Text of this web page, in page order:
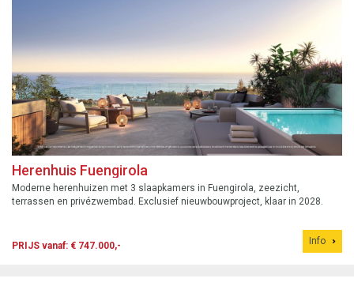
Herenhuis Fuengirola
Moderne herenhuizen met 3 slaapkamers in Fuengirola, zeezicht,
terrassen en privézwembad. Exclusief nieuwbouwproject, klaar in 2028.
PRIJS vanaf: € 747.000,- Info